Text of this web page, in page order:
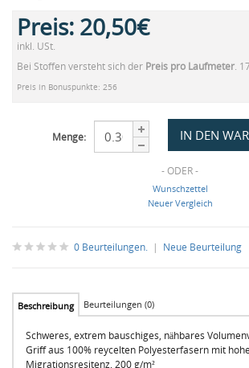
Preis: 20,50€
inkl. USt.
Bei Stoffen versteht sich der Preis pro Laufmeter.
Preis in Bonuspunkte: 256
Menge:
- ODER -
Wunschzettel
Neuer Vergleich
0 Beurteilungen. | Neue Beurteilung
Beschreibung Beurteilungen (0)
Schweres, extrem bauschiges, nähbares
Griff aus 100% reycelten Polyesterfasern mit
Migrationsresitenz, 200 g/m²